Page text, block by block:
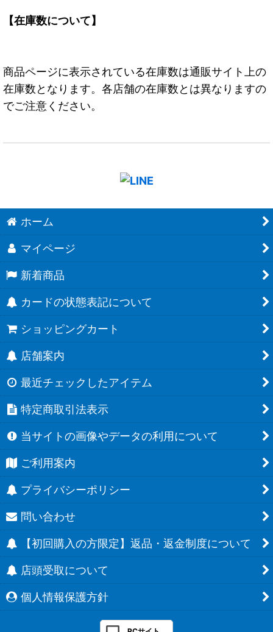
【在庫数について】
商品ページに表示されている在庫数は通販サイト上の
在庫数となります。各店舗の在庫数とは異なりますの
でご注意ください。
ホーム
マイページ
新着商品
カードの状態表記について
ショッピングカート
店舗案内
最近チェックしたアイテム
特定商取引法表示
当サイトの画像やデータの利用について
ご利用案内
プライバシーポリシー
問い合わせ
【初回購入の方限定】返品・返金制度について
店頭受取について
個人情報保護方針